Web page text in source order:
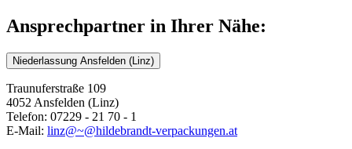
Ansprechpartner in Ihrer Nähe:
Niederlassung Ansfelden (Linz)
Traunuferstraße 109
4052 Ansfelden (Linz)
Telefon: 07229 - 21 70 - 1
E-Mail: linz@~@hildebrandt-verpackungen.at